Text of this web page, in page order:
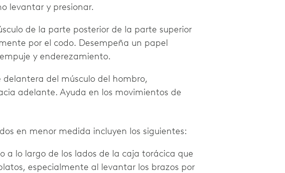
levantar y presionar.
de la parte posterior de la parte superior
por el codo. Desempeña un papel
y enderezamiento.
delantera del músculo del hombro,
adelante. Ayuda en los movimientos de
en menor medida incluyen los siguientes:
a lo largo de los lados de la caja torácica que
especialmente al levantar los brazos por